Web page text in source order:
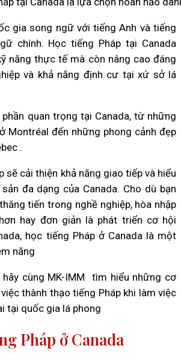
gia song ngữ với tiếng Anh và tiếng
chính. Học tiếng Pháp tại Canada
năng thực tế mà còn nâng cao đáng
và khả năng định cư tại xứ sở lá
quan trọng tại Canada, từ những
Montréal đến những phong cảnh đẹp
.
sẽ cải thiện khả năng giao tiếp và hiểu
đa dạng của Canada. Cho dù bạn
tiến trong nghề nghiệp, hòa nhập
hay đơn giản là phát triển cơ hội
học tiếng Pháp ở Canada là một
năng
hãy cùng MK-IMM tìm hiểu những cơ
thành thạo tiếng Pháp khi làm việc
tại quốc gia lá phong
Pháp ở Canada